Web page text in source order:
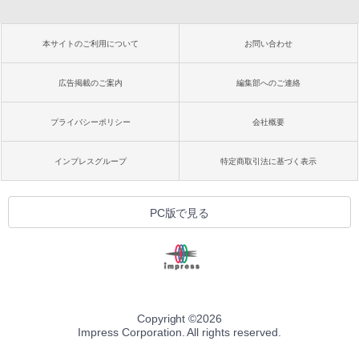
本サイトのご利用について お問い合わせ
広告掲載のご案内 編集部へのご連絡
プライバシーポリシー 会社概要
インプレスグループ 特定商取引法に基づく表示
PC版で見る
Copyright ©2026
Impress Corporation. All rights reserved.